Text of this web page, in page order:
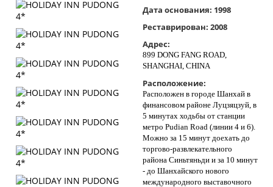
Дата основания: 1998
Реставрирован: 2008
Адрес:
899 DONG FANG ROAD,
SHANGHAI, CHINA
Расположение:
Расположен в городе Шанхай в
финансовом районе Луцзяцзуй, в
5 минутах ходьбы от станции
метро Pudian Road (линии 4 и 6).
Можно за 15 минут доехать до
торгово-развлекательного
района Синьтяньди и за 10 минут
- до Шанхайского нового
международного выставочного